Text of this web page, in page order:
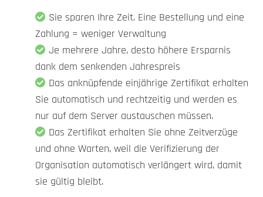
Sie sparen Ihre Zeit. Eine Bestellung und eine
Zahlung = weniger Verwaltung
Je mehrere Jahre, desto höhere Ersparnis
dank dem senkenden Jahrespreis
Das anknüpfende einjährige Zertifikat erhalten
Sie automatisch und rechtzeitig und werden es
nur auf dem Server austauschen müssen.
Das Zertifikat erhalten Sie ohne Zeitverzüge
und ohne Warten, weil die Verifizierung der
Organisation automatisch verlängert wird, damit
sie gültig bleibt.